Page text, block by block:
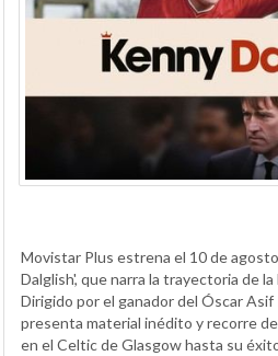
Movistar Plus estrena el 10 de
Dalglish', que narra la trayectoria de
Dirigido por el ganador del Óscar
presenta material inédito y recorre
en el Celtic de Glasgow hasta su